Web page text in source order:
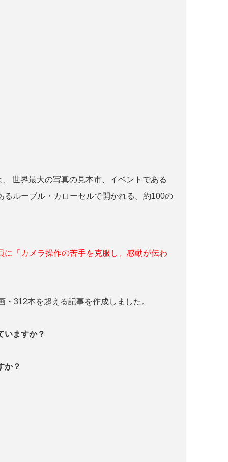
世界最大の写真の見本市、イベントである
ルーブル・カローセルで開かれる。約100の
「カメラ操作の苦手を克服し、感動が伝わ
312本を超える記事を作成しました。
いますか？
か？